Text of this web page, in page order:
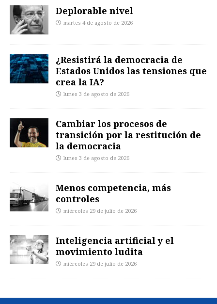
Deplorable nivel
martes 4 de agosto de 2026
¿Resistirá la democracia de
Estados Unidos las tensiones que
crea la IA?
lunes 3 de agosto de 2026
Cambiar los procesos de
transición por la restitución de
la democracia
lunes 3 de agosto de 2026
Menos competencia, más
controles
miércoles 29 de julio de 2026
Inteligencia artificial y el
movimiento ludita
miércoles 29 de julio de 2026